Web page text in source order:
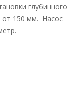
глубинного
от 150 мм. Насос